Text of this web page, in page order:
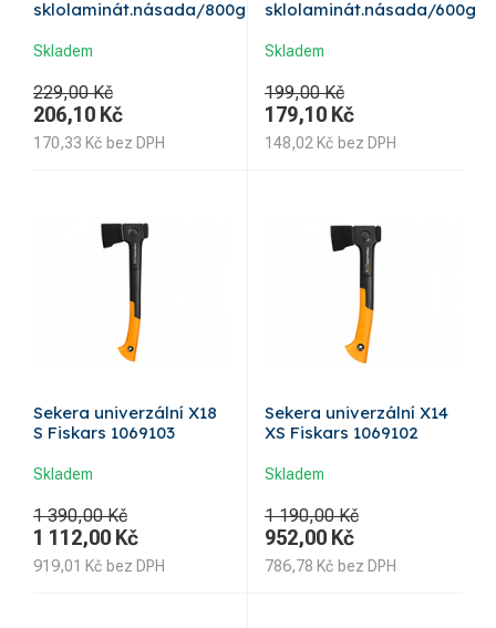
sklolaminát.násada/800g
Skladem
229,00 Kč
206,10 Kč
170,33 Kč bez DPH
sklolaminát.násada/600g
Skladem
199,00 Kč
179,10 Kč
148,02 Kč bez DPH
Sekera univerzální X18
S Fiskars 1069103
Skladem
1 390,00 Kč
1 112,00 Kč
919,01 Kč bez DPH
Sekera univerzální X14
XS Fiskars 1069102
Skladem
1 190,00 Kč
952,00 Kč
786,78 Kč bez DPH